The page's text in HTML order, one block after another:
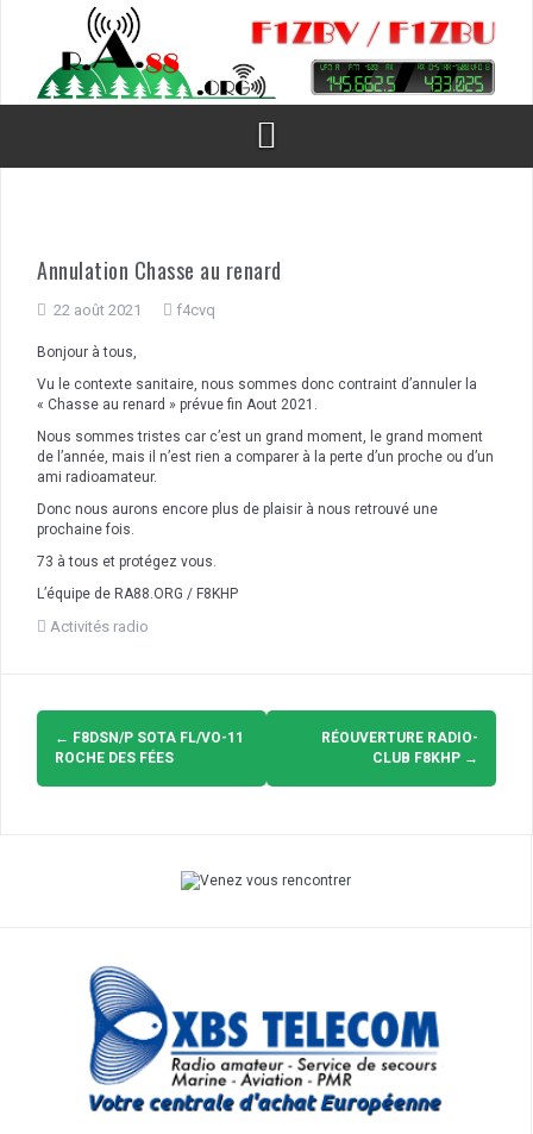
Annulation Chasse au renard
22 août 2021 f4cvq
Bonjour à tous,
Vu le contexte sanitaire, nous sommes donc contraint d’annuler la
« Chasse au renard » prévue fin Aout 2021.
Nous sommes tristes car c’est un grand moment, le grand moment
de l’année, mais il n’est rien a comparer à la perte d’un proche ou d’un
ami radioamateur.
Donc nous aurons encore plus de plaisir à nous retrouvé une
prochaine fois.
73 à tous et protégez vous.
L’équipe de RA88.ORG / F8KHP
Activités radio
Navigation
d'article
← F8DSN/P SOTA FL/VO-11
ROCHE DES FÉES
RÉOUVERTURE RADIO-
CLUB F8KHP →